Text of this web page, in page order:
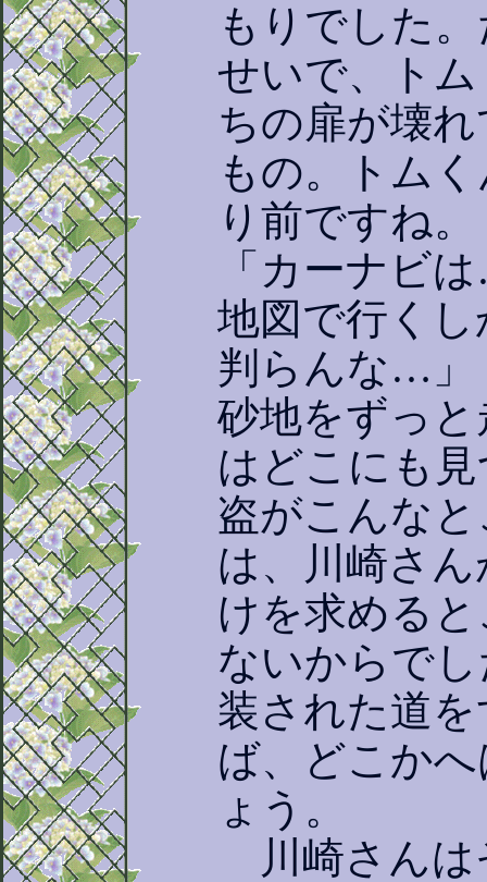
もりでした
せいで、ト
ちの扉が壊
もの。トム
り前ですね。
「カーナビ
地図で行く
判らんな…」
砂地をずっ
はどこにも
盗がこんな
は、川崎さ
けを求める
ないからで
装された道
ば、どこか
ょう。
川崎さんは